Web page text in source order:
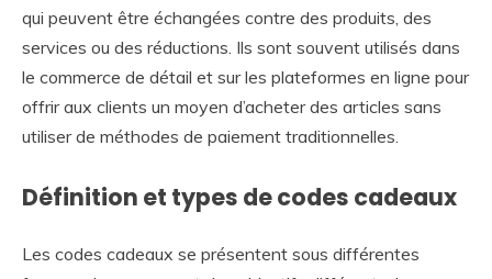
qui peuvent être échangées contre des produits, des
services ou des réductions. Ils sont souvent utilisés dans
le commerce de détail et sur les plateformes en ligne pour
offrir aux clients un moyen d’acheter des articles sans
utiliser de méthodes de paiement traditionnelles.
Définition et types de codes cadeaux
Les codes cadeaux se présentent sous différentes